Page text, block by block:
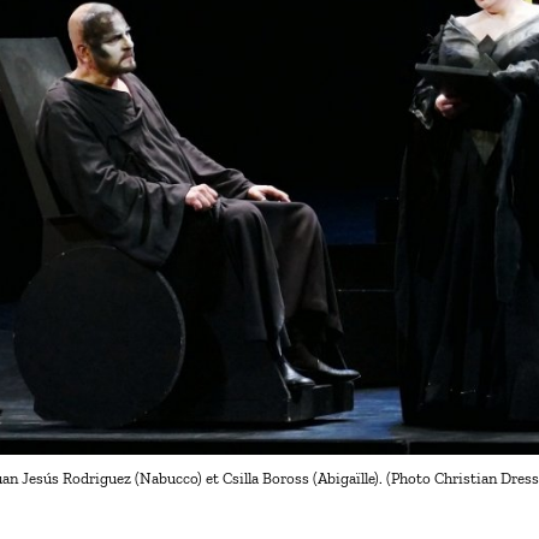
Jesús Rodriguez (Nabucco) et Csilla Boross (Abigaïlle). (Photo Christian